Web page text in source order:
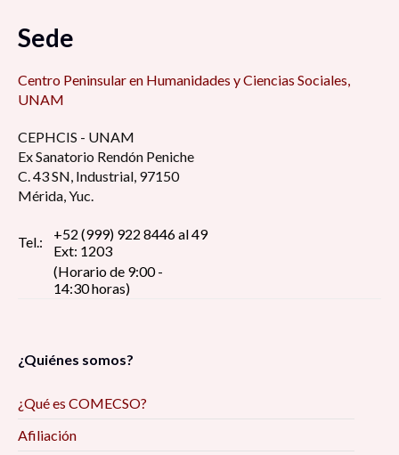
Sede
Centro Peninsular en Humanidades y Ciencias Sociales,
UNAM
CEPHCIS - UNAM
Ex Sanatorio Rendón Peniche
C. 43 SN, Industrial, 97150
Mérida, Yuc.
Tel.:
+52 (999) 922 8446 al 49
Ext: 1203
(Horario de 9:00 -
14:30 horas)
¿Quiénes somos?
¿Qué es COMECSO?
Afiliación